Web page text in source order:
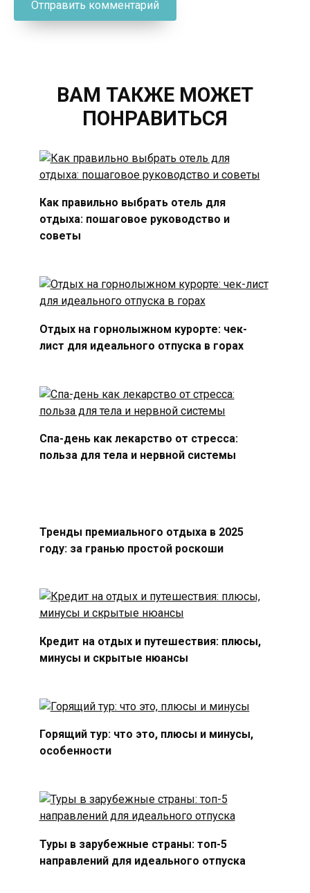
ВАМ ТАКЖЕ МОЖЕТ
ПОНРАВИТЬСЯ
Как правильно выбрать отель для
отдыха: пошаговое руководство и
советы
Отдых на горнолыжном курорте: чек-
лист для идеального отпуска в горах
Спа-день как лекарство от стресса:
польза для тела и нервной системы
Тренды премиального отдыха в 2025
году: за гранью простой роскоши
Кредит на отдых и путешествия: плюсы,
минусы и скрытые нюансы
Горящий тур: что это, плюсы и минусы,
особенности
Туры в зарубежные страны: топ-5
направлений для идеального отпуска